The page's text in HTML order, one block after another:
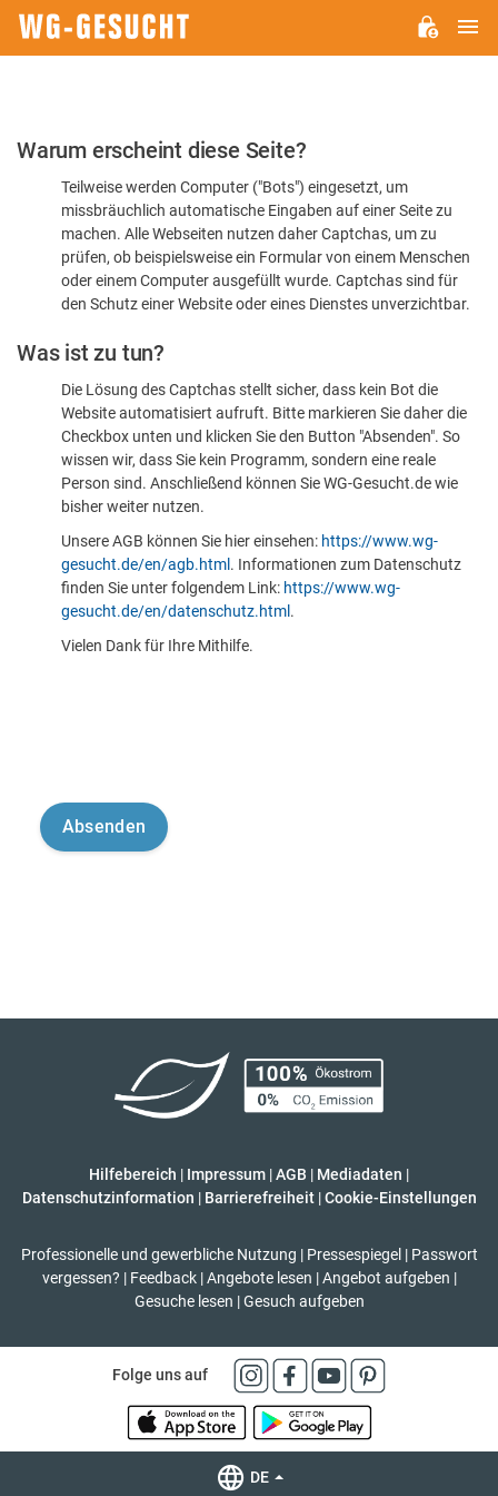
Bitte
dass
sind
Warum erscheint diese Seite?
Teilweise werden Computer ("Bots") eingesetzt, um
missbräuchlich automatische Eingaben auf einer Seite zu
machen. Alle Webseiten nutzen daher Captchas, um zu
prüfen, ob beispielsweise ein Formular von einem Menschen
oder einem Computer ausgefüllt wurde. Captchas sind für
den Schutz einer Website oder eines Dienstes unverzichtbar.
Was ist zu tun?
Die Lösung des Captchas stellt sicher, dass kein Bot die
Website automatisiert aufruft. Bitte markieren Sie daher die
Checkbox unten und klicken Sie den Button "Absenden". So
wissen wir, dass Sie kein Programm, sondern eine reale
Person sind. Anschließend können Sie WG-Gesucht.de wie
bisher weiter nutzen.
Unsere AGB können Sie hier einsehen: https://www.wg-
gesucht.de/en/agb.html . Informationen zum Datenschutz
finden Sie unter folgendem Link: https://www.wg-
gesucht.de/en/datenschutz.html .
Vielen Dank für Ihre Mithilfe.
Hilfebereich | Impressum |AGB | Mediadaten |
Datenschutzinformation | Barrierefreiheit | Cookie-Einstellungen
Professionelle und gewerbliche Nutzung | Pressespiegel | Passwort
vergessen? | Feedback | Angebote lesen | Angebot aufgeben |
Gesuche lesen | Gesuch aufgeben
Folge uns auf
DE